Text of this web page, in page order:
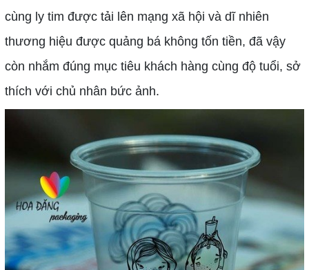
cùng ly tim được tải lên mạng xã hội và dĩ nhiên
thương hiệu được quảng bá không tốn tiền, đã vậy
còn nhắm đúng mục tiêu khách hàng cùng độ tuổi, sở
thích với chủ nhân bức ảnh.